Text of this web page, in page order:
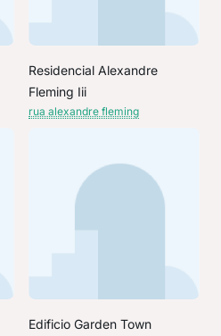
Residencial Alexandre
Fleming Iii
rua alexandre fleming
Edificio Garden Town